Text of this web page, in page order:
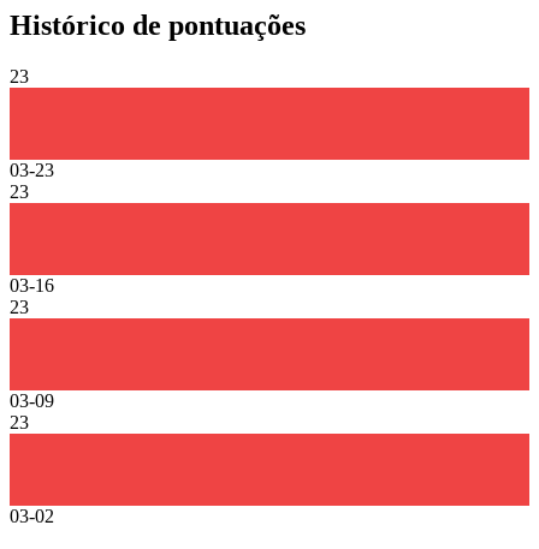
Histórico de pontuações
23
03-23
23
03-16
23
03-09
23
03-02